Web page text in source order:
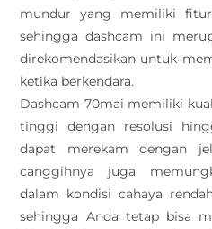
mundur yang memiliki
sehingga dashcam ini
direkomendasikan untuk
ketika berkendara.
Dashcam 70mai memiliki
tinggi dengan resolusi
dapat merekam dengan
canggihnya juga
dalam kondisi cahaya
sehingga Anda tetap bisa